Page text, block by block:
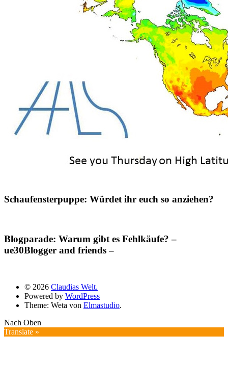
Schaufensterpuppe: Würdet ihr euch so anziehen?
Blogparade: Warum gibt es Fehlkäufe? –
ue30Blogger and friends –
© 2026 Claudias Welt.
Powered by WordPress
Theme: Weta von Elmastudio.
Nach Oben
Translate »